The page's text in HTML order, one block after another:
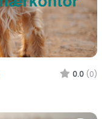
0.0 (0)